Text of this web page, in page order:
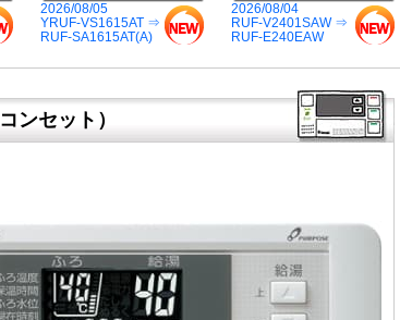
2026/08/05
YRUF-VS1615AT ⇒
RUF-SA1615AT(A)
2026/08/04
RUF-V2401SAW ⇒
RUF-E240EAW
ンセット）